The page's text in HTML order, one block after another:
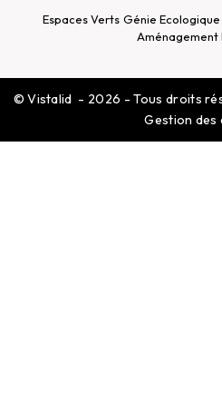
Espaces Verts Génie Ecologique
Aménagement
©Vistalid - 2026 - Tous droits
Gestion des